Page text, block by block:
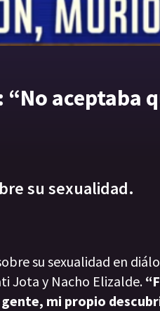
aceptaba
su sexualidad.
su sexualidad en
Jota y Nacho Elizalde.
gente, mi propio